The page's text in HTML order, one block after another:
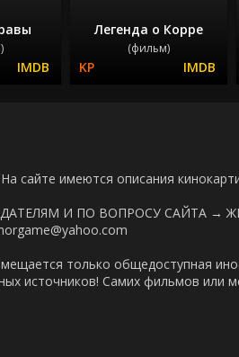
Легенда о Корре
(фильм)
сайте имеются описания
И ПО ВОПРОСУ САЙТА →
только общедоступная
источников! Самих фильмов или